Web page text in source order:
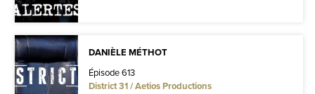
DANIÈLE MÉTHOT
Épisode 613
District 31 / Aetios Productions